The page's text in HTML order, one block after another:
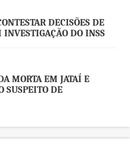
DECISÕES DE
DO INSS
MORTA EM JATAÍ E
SUSPEITO DE